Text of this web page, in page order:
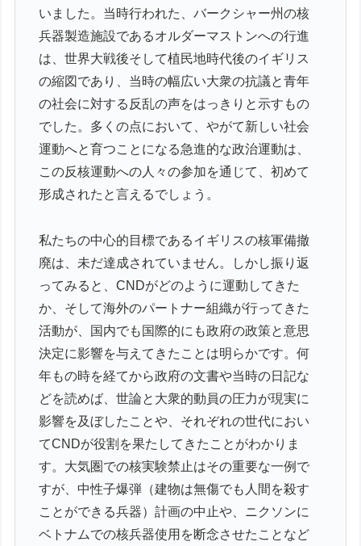
いました。当時行われた、バークシャー州の核
兵器製造施設であるオルダーマストンへの行進
は、世界大戦後そして植民地時代後のイギリス
の縮図であり、当時の幅広い大衆の抗議と青年
の社会に対する反乱の声をはっきりと示すもの
でした。多くの点において、やがて新しい社会
運動へと育つことになる急進的な政治運動は、
この反核運動への人々の参加を通じて、初めて
形成されたと言えるでしょう。
私たちの中心的目標であるイギリスの核軍備撤
廃は、未だ達成されていません。しかし振り返
ってみると、CNDがどのように運動してきた
か、そして海外のパートナー組織が行ってきた
活動が、国内でも国際的にも政府の政策と意思
決定に影響を与えてきたことは明らかです。何
年もの時を経てから政府の文書や当時の日記な
どを読めば、世論と大衆的動員の圧力が現実に
影響を及ぼしたことや、それぞれの世代におい
てCNDが役割を果たしてきたことがわかりま
す。大気圏での核実験禁止はその重要な一例で
すが、中性子爆弾（建物は無傷でも人間を殺す
ことができる兵器）計画の中止や、ニクソンに
ベトナムでの核兵器使用を断念させたことなど